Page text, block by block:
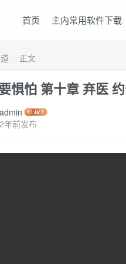
首页 主内常用软件下载
正文
惧怕 第十章 弃医
admin
2年前发布